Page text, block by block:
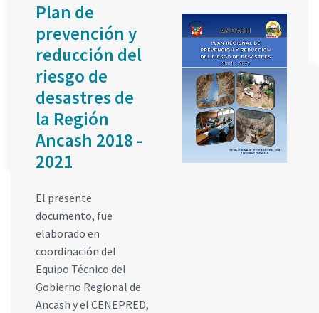
Plan de
prevención y
reducción del
riesgo de
desastres de
la Región
Ancash 2018 -
2021
El presente
documento, fue
elaborado en
coordinación del
Equipo Técnico del
Gobierno Regional de
Ancash y el CENEPRED,